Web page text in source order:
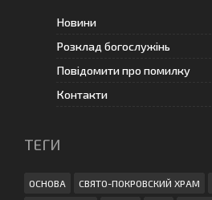
Новини
Розклад богослужінь
Повідомити про помилку
Контакти
ТЕГИ
ОСНОВА СВЯТО-ПОКРОВСКИЙ ХРАМ